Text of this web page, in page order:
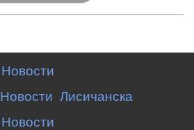
Новости
Новости Лисичанска
Новости